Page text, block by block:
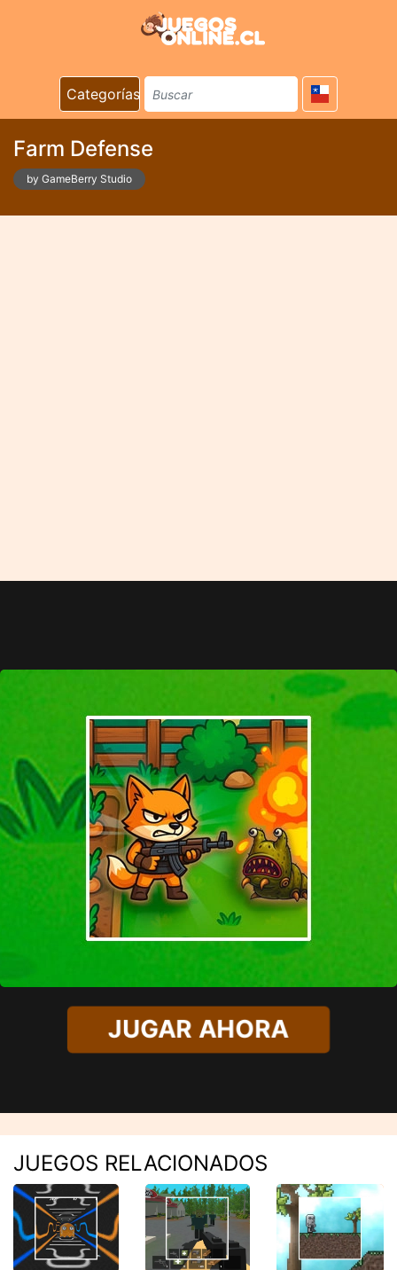
Categorías
Farm Defense
by GameBerry Studio
JUGAR AHORA
JUEGOS RELACIONADOS